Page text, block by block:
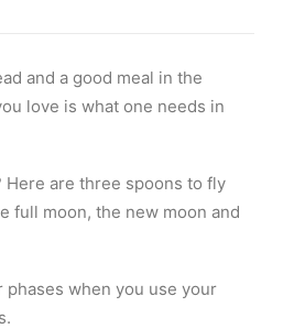
and a good meal in the
love is what one needs in
Here are three spoons to fly
full moon, the new moon and
phases when you use your